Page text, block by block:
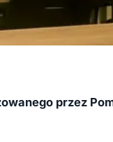
przez